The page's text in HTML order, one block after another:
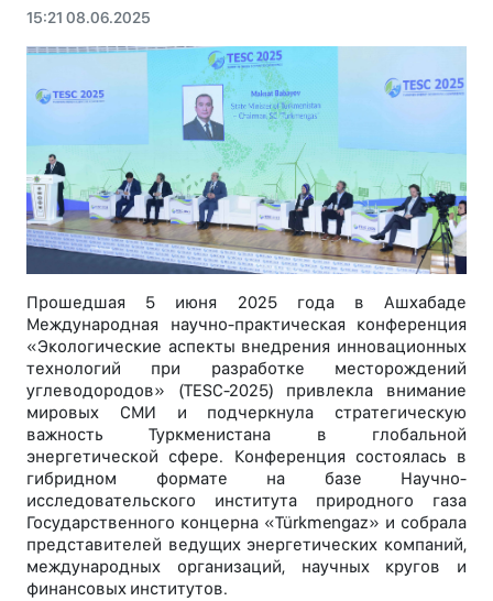
15:21 08.06.2025
Прошедшая 5 июня 2025 года в Ашхабаде
Международная научно-практическая конференция
«Экологические аспекты внедрения инновационных
технологий при разработке месторождений
углеводородов» (TESC-2025) привлекла внимание
мировых СМИ и подчеркнула стратегическую
важность Туркменистана в глобальной
энергетической сфере. Конференция состоялась в
гибридном формате на базе Научно-
исследовательского института природного газа
Государственного концерна «Türkmengaz» и собрала
представителей ведущих энергетических компаний,
международных организаций, научных кругов и
финансовых институтов.